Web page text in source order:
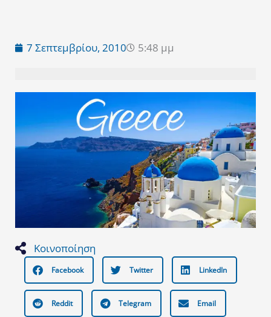
7 Σεπτεμβρίου, 2010 5:48 μμ
Κοινοποίηση
Facebook Twitter LinkedIn
Reddit Telegram Email